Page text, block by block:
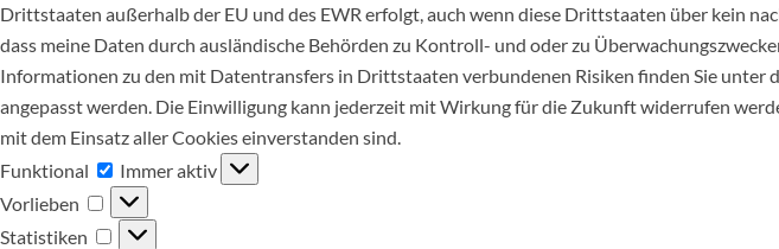
Drittstaaten außerhalb der EU und des EWR erfolgt, auch wenn diese Drittstaaten über kein
dass meine Daten durch ausländische Behörden zu Kontroll- und oder zu
Informationen zu den mit Datentransfers in Drittstaaten verbundenen Risiken finden Sie
angepasst werden. Die Einwilligung kann jederzeit mit Wirkung für die Zukunft widerrufen
mit dem Einsatz aller Cookies einverstanden sind.
Funktional
Funktional
Immer aktiv
Vorlieben
Vorlieben
Statistiken Statistiken